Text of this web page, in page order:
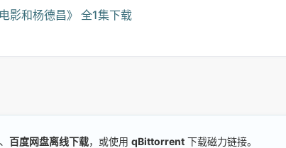
影和杨德昌》 全1集下载
、 百度网盘离线下载，或使用 qBittorrent 下载磁力链接。